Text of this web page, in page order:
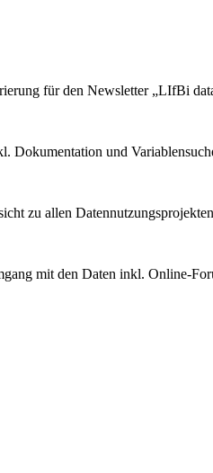
für den Newsletter „LIfBi
Dokumentation und
zu allen Datennutzungsprojekten
mit den Daten inkl. Online-